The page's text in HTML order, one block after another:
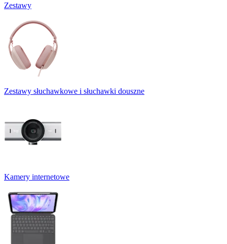
Zestawy
Zestawy słuchawkowe i słuchawki douszne
Kamery internetowe